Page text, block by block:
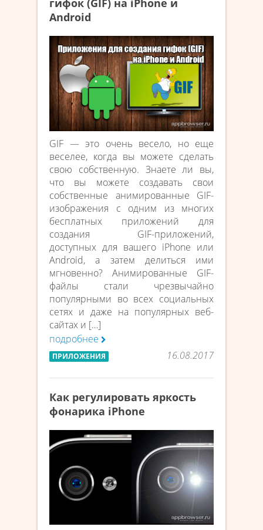
гифок (GIF) на iPhone и
Android
GIF — это очень весело, но еще
веселее, когда вы можете сделать
свою собственную. Знаете ли вы,
что вы можете создавать свои
собственные анимированные GIF-
изображения с одним из многих
бесплатных приложений для
создания GIF-приложений,
доступных для вашего iPhone или
Android, а затем делиться ими
мгновенно? Анимированные GIF-
файлы стали чрезвычайно
популярными во всех социальных
сетях и даже на популярных веб-
сайтах и […]
подробнее
ПРИЛОЖЕНИЯ 16.08.2017
Как регулировать яркость
фонарика iPhone